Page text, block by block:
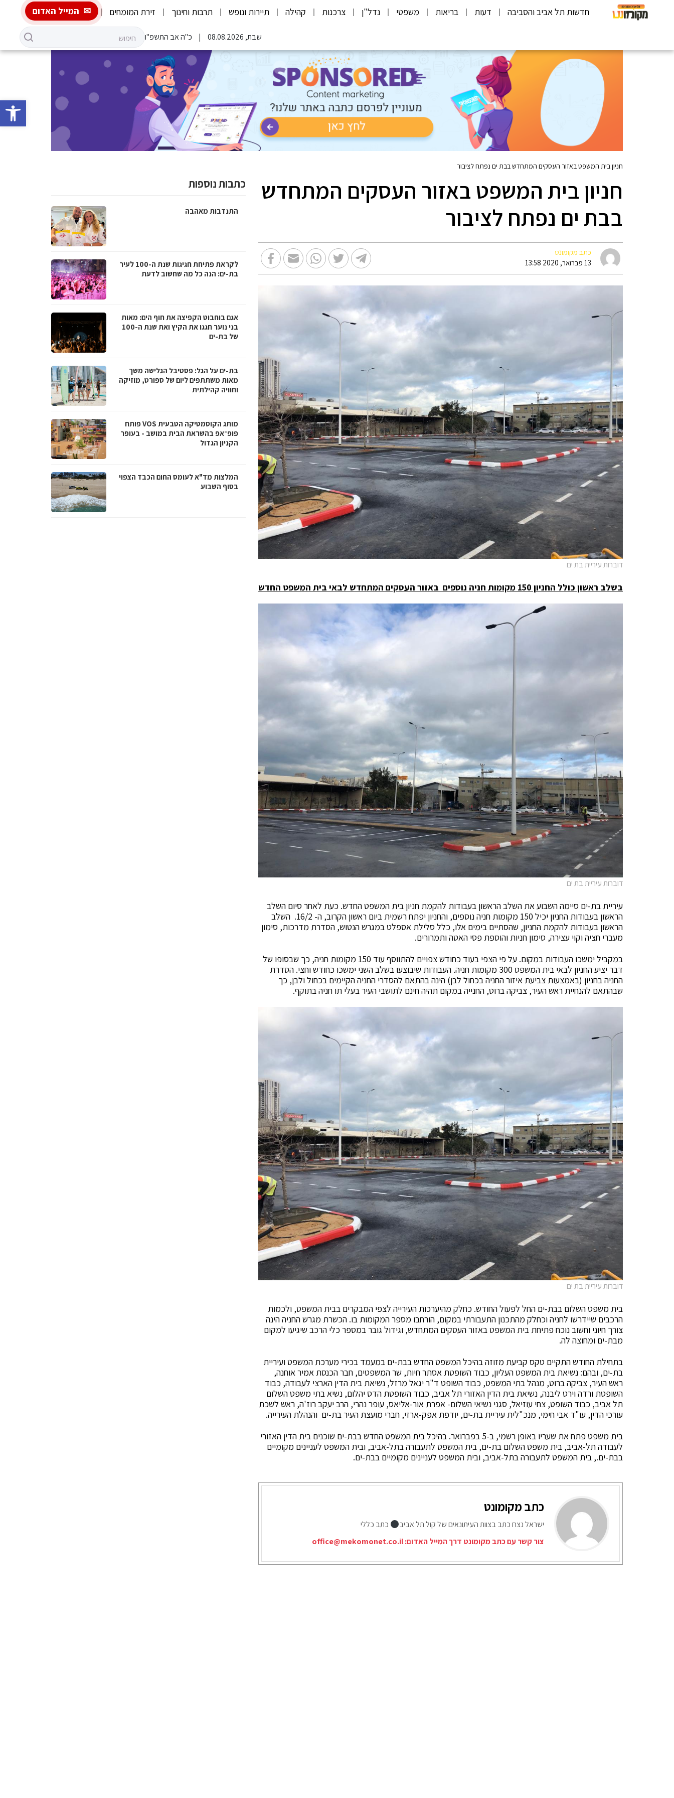
פתח
חדשות תל אביב והסביבה דעות בריאות משפטי נדל"ן צרכנות קהילה תיירות ונופש תרבות וחינוך זירת המומחים המייל האדום
שבת, 08.08.2026 כ"ה אב התשפ"ו
חניון בית המשפט באזור העסקים המתחדש בבת ים נפתח לציבור
חניון בית המשפט באזור העסקים המתחדש
בבת ים נפתח לציבור
כתב מקומונט
13 פברואר, 2020 13:58
דוברות עיריית בת ים
בשלב ראשון כולל החניון 150 מקומות חניה נוספים באזור העסקים המתחדש לבאי בית המשפט החדש
דוברות עיריית בת ים
עיריית בת-ים סיימה השבוע את השלב הראשון בעבודות להקמת חניון בית המשפט החדש. כעת לאחר סיום השלב
הראשון בעבודות החניון יכיל 150 מקומות חניה נוספים, והחניון יפתח רשמית ביום ראשון הקרוב, ה- 16/2. השלב
הראשון בעבודות להקמת החניון, שהסתיים בימים אלו, כלל סלילת אספלט במגרש הנטוש, הסדרת מדרכות, סימון
מעברי חציה וקוי עצירה, סימון חניות והוספת פסי האטה ותמרורים.
במקביל ימשכו העבודות במקום. על פי הצפי בעוד כחודש צפויים להתווסף עוד 150 מקומות חניה, כך שבסופו של
דבר יציע החניון לבאי בית המשפט 300 מקומות חניה. העבודות שיבוצעו בשלב השני ימשכו כחודש וחצי. הסדרת
החניה בחניון (באמצעות צביעת איזור החניה בכחול לבן) הינה בהתאם להסדרי החניה הקיימים בכחול ולבן, כך
שבהתאם להנחיית ראש העיר, צביקה ברוט, החנייה במקום תהיה חינם לתושבי העיר בעלי תו חניה בתוקף.
דוברות עיריית בת ים
בית משפט השלום בבת-ים החל לפעול החודש. כחלק מהיערכות העירייה לצפי המבקרים בבית המשפט, ולכמות
הרכבים שיידרשו לחניה וכחלק מהתכנון התעבורתי במקום, הורחבו מספר המקומות בו. הכשרת מגרש החניה הינה
צורך חיוני וחשוב נוכח פתיחת בית המשפט באזור העסקים המתחדש, וגידול גובר במספר כלי הרכב שיגיעו למקום
מבת-ים ומחוצה לה.
בתחילת החודש התקיים טקס קביעת מזוזה בהיכל המשפט החדש בבת-ים במעמד בכירי מערכת המשפט ועיריית
בת-ים, ובהם: נשיאת בית המשפט העליון, כבוד השופטת אסתר חיות, שר המשפטים, חבר הכנסת אמיר אוחנה,
ראש העיר, צביקה ברוט, מנהל בתי המשפט, כבוד השופט ד"ר יגאל מרזל, נשיאת בית הדין הארצי לעבודה, כבוד
השופטת ורדה וירט ליבנה, נשיאת בית הדין האזורי תל אביב, כבוד השופטת הדס יהלום, נשיא בתי משפט השלום
תל אביב, כבוד השופט, צחי עוזיאל, סגני נשיאי השלום- אפרת אור-אליאס, עופר נהרי, הרב יעקב רוז'ה, ראש לשכת
עורכי הדין, עו"ד אבי חימי, מנכ"לית עיריית בת-ים, יודפת אפק-ארזי, חברי מועצת העיר בת-ים והנהלת העירייה.
בית משפט פתח את שעריו באופן רשמי, ב-5 בפברואר. בהיכל בית המשפט החדש בבת-ים שוכנים בית הדין האזורי
לעבודה תל-אביב, בית משפט השלום בת-ים, בית המשפט לתעבורה בתל-אביב, ובית המשפט לעניינים מקומיים
בבת-ים., בית המשפט לתעבורה בתל-אביב, ובית המשפט לעניינים מקומיים בבת-ים.
כתב מקומונט
ישראל נצח כתב בצוות העיתונאים של קול תל אביב
כתב כללי
צור קשר עם כתב מקומונט דרך המייל האדום:office@mekomonet.co.il
כתבות נוספות
התנדבות מאהבה
לקראת פתיחת חגיגות שנת ה-100 לעיר
בת-ים: הנה כל מה שחשוב לדעת
אגם בוחבוט הקפיצה את חוף הים: מאות
בני נוער חגגו את הקיץ ואת שנת ה-100
של בת-ים
בת-ים על הגל: פסטיבל הגלישה משך
מאות משתתפים ליום של ספורט, מוזיקה
וחוויה קהילתית
מותג הקוסמטיקה הטבעית VOS פותח
פופ־אפ בהשראת הבית במושב - בעופר
הקניון הגדול
המלצות מד"א לעומס החום הכבד הצפוי
בסוף השבוע